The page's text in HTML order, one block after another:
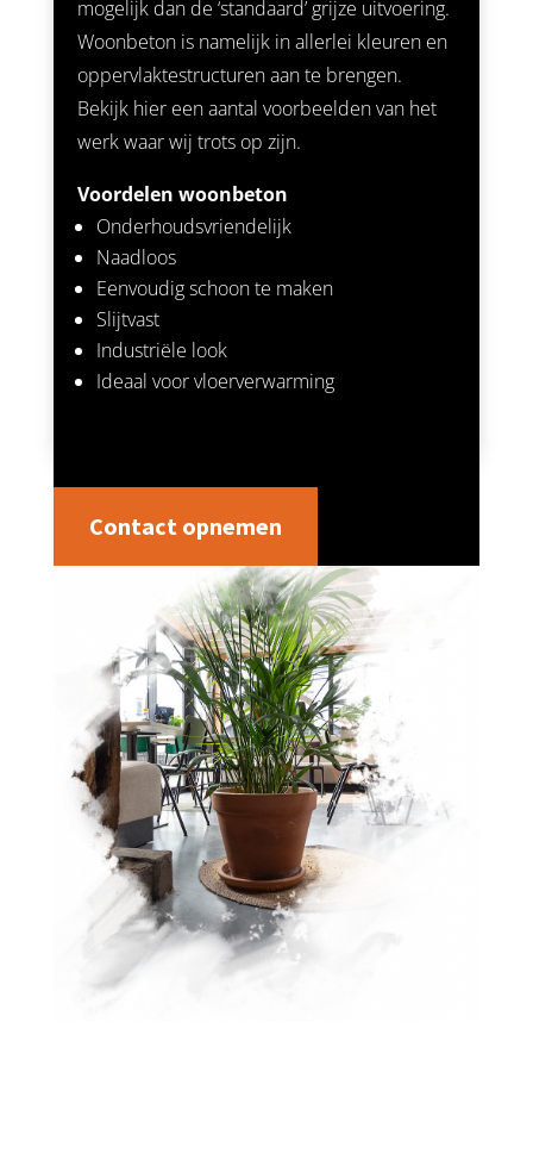
mogelijk dan de ‘standaard’ grijze uitvoering.
Woonbeton is namelijk in allerlei kleuren en
oppervlaktestructuren aan te brengen.
Bekijk hiereen aantal voorbeelden van het
werk waar wij trots op zijn.
Voordelen woonbeton
Onderhoudsvriendelijk
Naadloos
Eenvoudig schoon te maken
Slijtvast
Industriële look
Ideaal voor vloerverwarming
Contact opnemen